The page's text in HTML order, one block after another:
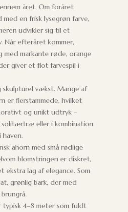
året. Om foråret
med en frisk lysegrøn farve,
udvikler sig til et
Når efteråret kommer,
markante røde, orange
giver et flot farvespil i
vækst. Mange af
er flerstammede, hvilket
og unikt udtryk –
solitærtræ eller i kombination
ahorn med små rødlige
blomstringen er diskret,
lag af elegance. Som
grønlig bark, der med
typisk 4–8 meter som fuldt